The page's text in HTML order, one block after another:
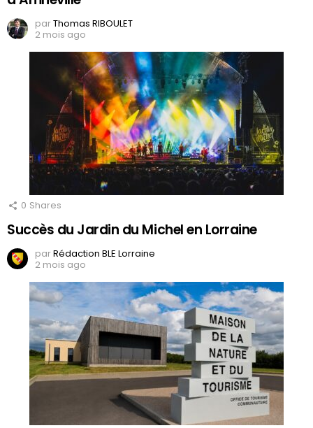
parThomas RIBOULET
2 mois ago
0 Shares
Succès du Jardin du Michel en Lorraine
parRédaction BLE Lorraine
2 mois ago